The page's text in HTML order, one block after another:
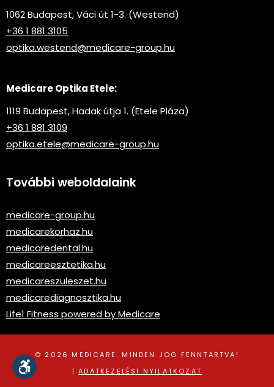
1062 Budapest, Váci út 1-3. (Westend)
+36 1 881 3105
optika.westend@medicare-group.hu
Medicare Optika Etele:
1119 Budapest, Hadak útja 1. (Etele Pláza)
+36 1 881 3109
optika.etele@medicare-group.hu
További weboldalaink
medicare-group.hu
medicarekorhaz.hu
medicaredental.hu
medicareesztetika.hu
medicareszuleszet.hu
medicarediagnosztika.hu
Life1 Fitness powered by Medicare
© 2026 MEDICARE. MINDEN JOG FENNTARTVA!
|ADATKEZELÉSI NYILATKOZAT